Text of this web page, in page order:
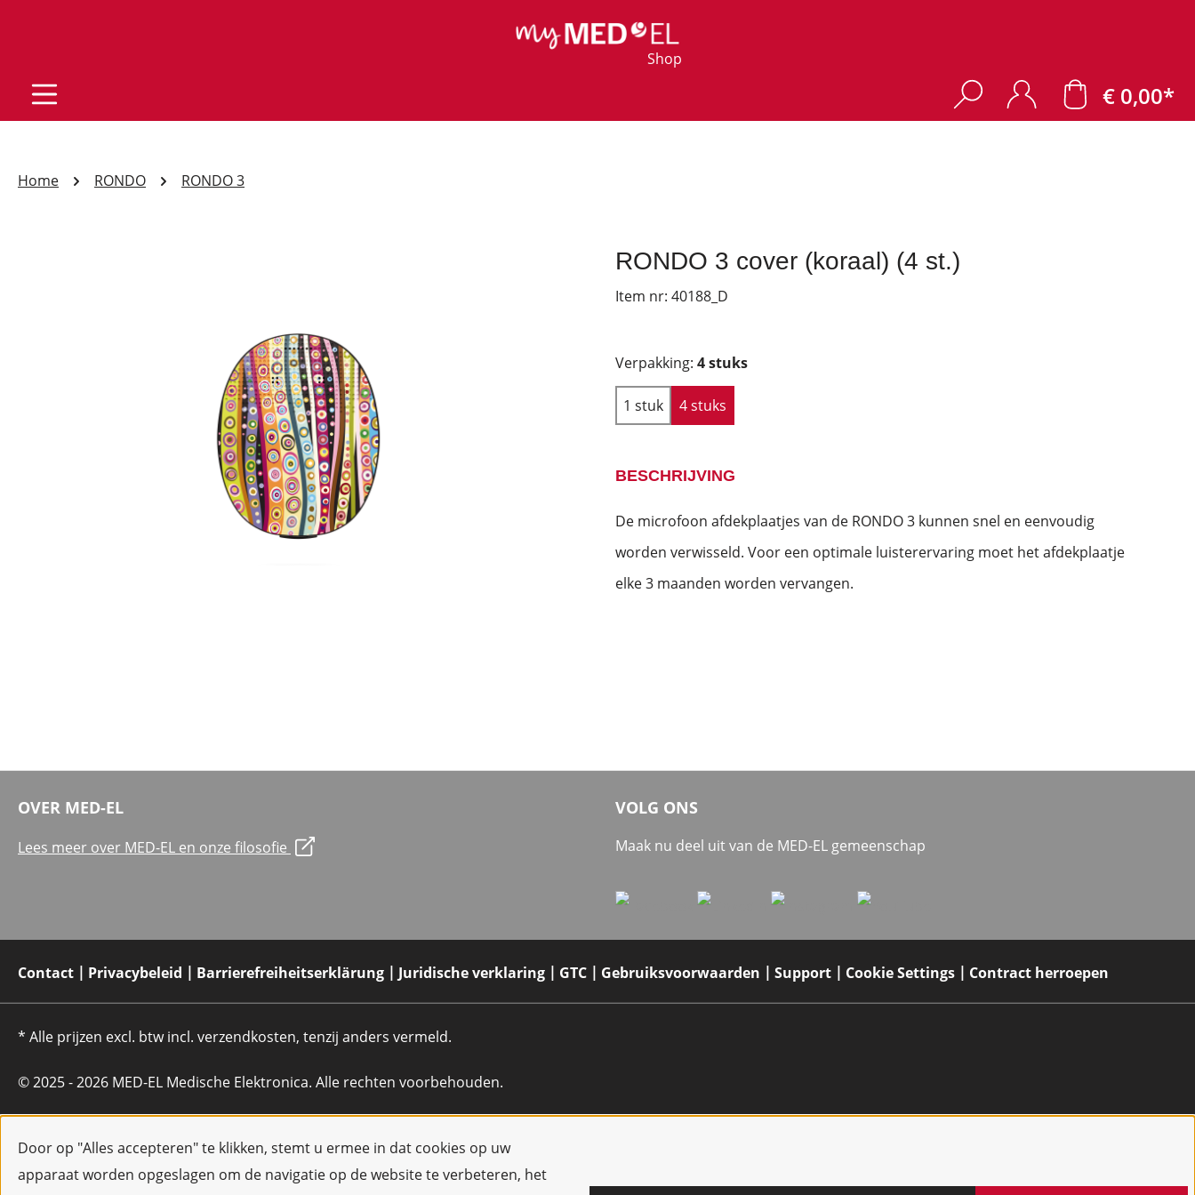
Door op "Alles accepteren" te klikken, stemt u ermee in dat cookies op uw
apparaat worden opgeslagen om de navigatie op de website te verbeteren, het
Shop
€ 0,00*
Home RONDO RONDO 3
RONDO 3 cover (koraal) (4 st.)
Item nr: 40188_D
Verpakking: 4 stuks
1 stuk 4 stuks
BESCHRIJVING
De microfoon afdekplaatjes van de RONDO 3 kunnen snel en eenvoudig
worden verwisseld. Voor een optimale luisterervaring moet het afdekplaatje
elke 3 maanden worden vervangen.
OVER MED-EL
Lees meer over MED-EL en onze filosofie
VOLG ONS
Maak nu deel uit van de MED-EL gemeenschap
Contact Privacybeleid Barrierefreiheitserklärung Juridische verklaring GTC Gebruiksvoorwaarden Support Cookie Settings Contract herroepen
* Alle prijzen excl. btw incl. verzendkosten, tenzij anders vermeld.
© 2025 - 2026 MED-EL Medische Elektronica. Alle rechten voorbehouden.